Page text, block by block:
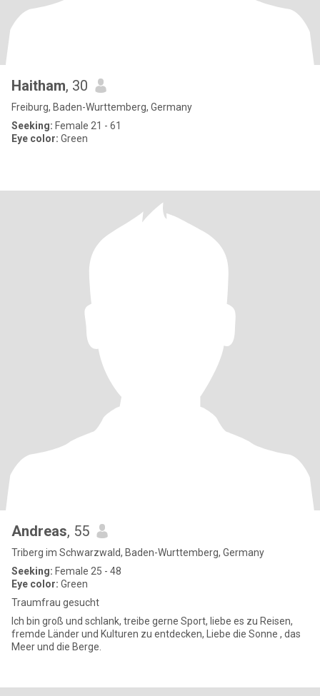
Haitham, 30
Freiburg, Baden-Wurttemberg, Germany
Seeking: Female 21 - 61
Eye color: Green
Andreas, 55
Triberg im Schwarzwald, Baden-Wurttemberg, Germany
Seeking: Female 25 - 48
Eye color: Green
Traumfrau gesucht
Ich bin groß und schlank, treibe gerne Sport, liebe es zu Reisen,
fremde Länder und Kulturen zu entdecken, Liebe die Sonne , das
Meer und die Berge.